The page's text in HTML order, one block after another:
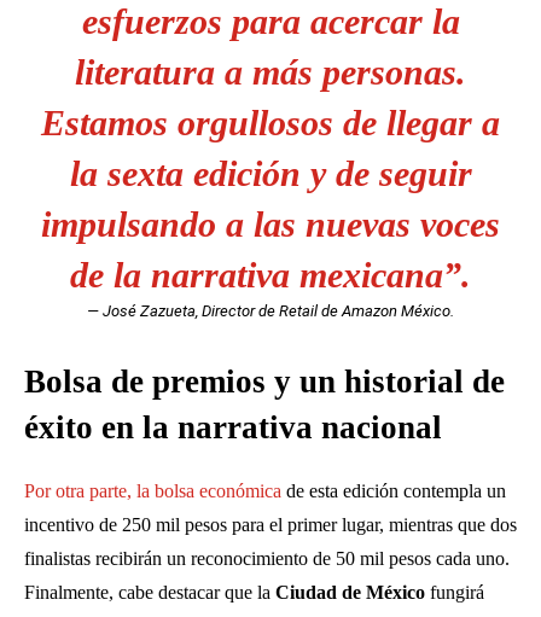
esfuerzos para acercar la
literatura a más personas.
Estamos orgullosos de llegar a
la sexta edición y de seguir
impulsando a las nuevas voces
de la narrativa mexicana”.
— José Zazueta, Director de Retail de Amazon México.
Bolsa de premios y un historial de
éxito en la narrativa nacional
Por otra parte, la bolsa económica de esta edición contempla un
incentivo de 250 mil pesos para el primer lugar, mientras que dos
finalistas recibirán un reconocimiento de 50 mil pesos cada uno.
Finalmente, cabe destacar que la Ciudad de México fungirá